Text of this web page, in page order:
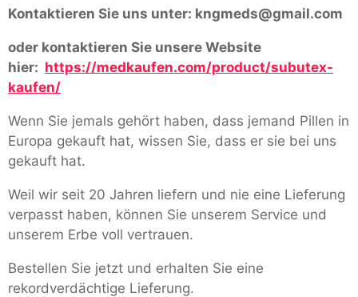
Kontaktieren Sie uns unter: kngmeds@gmail.com
oder kontaktieren Sie unsere Website
hier: https://medkaufen.com/product/subutex-
kaufen/
Wenn Sie jemals gehört haben, dass jemand Pillen in
Europa gekauft hat, wissen Sie, dass er sie bei uns
gekauft hat.
Weil wir seit 20 Jahren liefern und nie eine Lieferung
verpasst haben, können Sie unserem Service und
unserem Erbe voll vertrauen.
Bestellen Sie jetzt und erhalten Sie eine
rekordverdächtige Lieferung.